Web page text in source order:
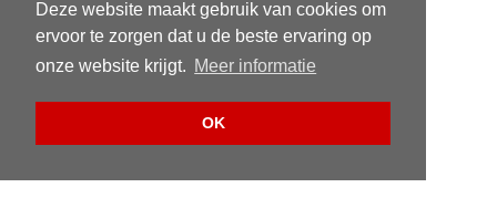
Deze website maakt gebruik van cookies om
ervoor te zorgen dat u de beste ervaring op
onze website krijgt. Meer informatie
OK